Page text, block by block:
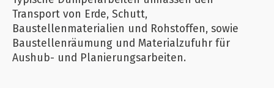
Transport von Erde, Schutt,
Baustellenmaterialien und Rohstoffen, sowie
Baustellenräumung und Materialzufuhr für
Aushub- und Planierungsarbeiten.